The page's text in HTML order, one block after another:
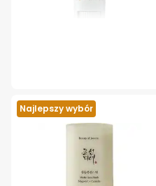
Najlepszy wybór